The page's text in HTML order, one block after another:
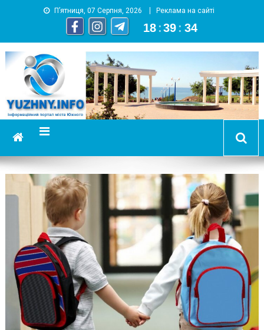
П’ятниця, 07 Серпня, 2026 Реклама на сайті
18 :39 : 35
YUZHNY.INFO
информационный портал города Южный